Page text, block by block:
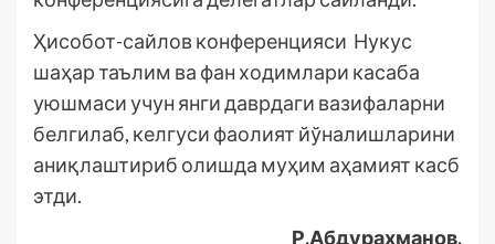
Ҳисобот-сайлов конференцияси Нукус
шаҳар таълим ва фан ходимлари касаба
уюшмаси учун янги даврдаги вазифаларни
белгилаб, келгуси фаолият йўналишларини
аниқлаштириб олишда муҳим аҳамият касб
этди.
Р.Абдурахманов,